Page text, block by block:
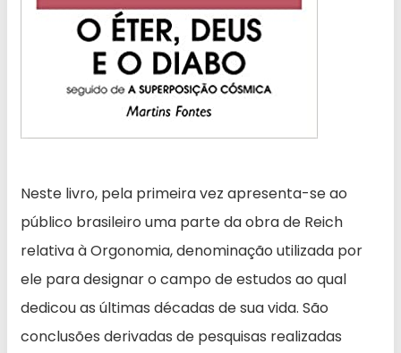
Neste livro, pela primeira vez apresenta-se ao
público brasileiro uma parte da obra de Reich
relativa à Orgonomia, denominação utilizada por
ele para designar o campo de estudos ao qual
dedicou as últimas décadas de sua vida. São
conclusões derivadas de pesquisas realizadas